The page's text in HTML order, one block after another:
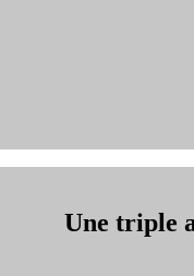
Une triple